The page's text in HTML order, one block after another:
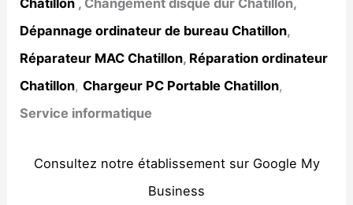
Dépannage ordinateur de bureau Chatillon,
Réparateur MAC Chatillon, Réparation ordinateur
Chatillon, Chargeur PC Portable Chatillon,
Service informatique
Consultez notre établissement sur Google My
Business